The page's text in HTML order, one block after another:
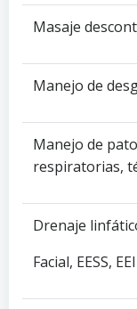
Masaje
Manejo de
Manejo de
respiratorias,
Drenaje
Facial, EESS,